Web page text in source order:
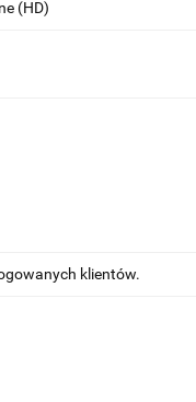
(HD)
klientów.